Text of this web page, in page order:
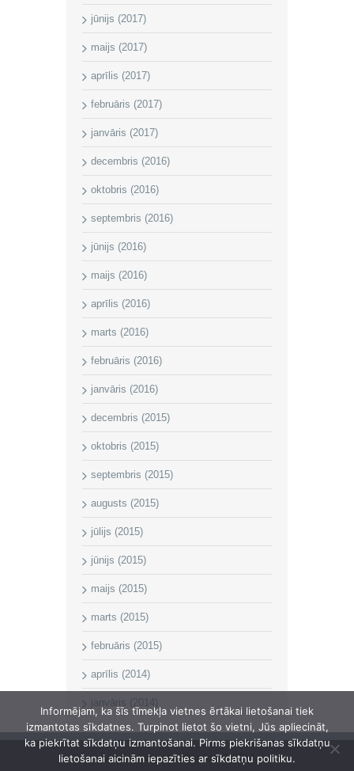
jūnijs (2017)
maijs (2017)
aprīlis (2017)
februāris (2017)
janvāris (2017)
decembris (2016)
oktobris (2016)
septembris (2016)
jūnijs (2016)
maijs (2016)
aprīlis (2016)
marts (2016)
februāris (2016)
janvāris (2016)
decembris (2015)
oktobris (2015)
septembris (2015)
augusts (2015)
jūlijs (2015)
jūnijs (2015)
maijs (2015)
marts (2015)
februāris (2015)
aprīlis (2014)
janvāris (2014)
Īvandes pagasta pārvalde © 2014
Informējam, ka šīs tīmekļa vietnes ērtākai lietošanai tiek
izmantotas sīkdatnes. Turpinot lietot šo vietni, Jūs apliecināt,
ka piekrītat sīkdatņu izmantošanai. Pirms piekrišanas sīkdatņu
lietošanai aicinām iepazīties ar sīkdatņu politiku.